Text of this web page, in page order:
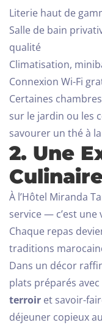
Literie haut de
Salle de bain
qualité
Climatisation,
Connexion Wi-Fi
Certaines
sur le jardin ou les
savourer un thé à
2. Une
À l’Hôtel Miranda
service — c’est une
Chaque repas
traditions
Dans un décor
plats préparés
terroir et savoir-
déjeuner copieux